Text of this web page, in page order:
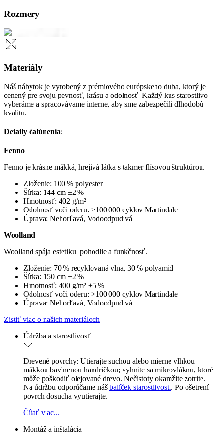
Rozmery
Materiály
Náš nábytok je vyrobený z prémiového európskeho duba, ktorý je
cenený pre svoju pevnosť, krásu a odolnosť. Každý kus starostlivo
vyberáme a spracovávame interne, aby sme zabezpečili dlhodobú
kvalitu.
Detaily čalúnenia:
Fenno
Fenno je krásne mäkká, hrejivá látka s takmer flísovou štruktúrou.
Zloženie: 100 % polyester
Šírka: 144 cm ±2 %
Hmotnosť: 402 g/m²
Odolnosť voči oderu: >100 000 cyklov Martindale
Úprava: Nehorľavá, Vodoodpudivá
Woolland
Woolland spája estetiku, pohodlie a funkčnosť.
Zloženie: 70 % recyklovaná vlna, 30 % polyamid
Šírka: 150 cm ±2 %
Hmotnosť: 400 g/m² ±5 %
Odolnosť voči oderu: >100 000 cyklov Martindale
Úprava: Nehorľavá, Vodoodpudivá
Zistiť viac o našich materiáloch
Údržba a starostlivosť
Drevené povrchy: Utierajte suchou alebo mierne vlhkou
mäkkou bavlnenou handričkou; vyhnite sa mikrovláknu, ktoré
môže poškodiť olejované drevo. Nečistoty okamžite zotrite.
Na údržbu odporúčame náš balíček starostlivosti. Po ošetrení
povrch dosucha vyutierajte.
Čítať viac...
Montáž a inštalácia